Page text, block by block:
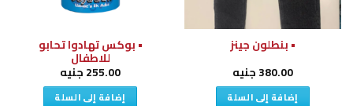
• بنطلون جينز
380.00جنيه
إضافة إلى السلة
• بوكس تهادوا تحابو
للاطفال
255.00جنيه
إضافة إلى السلة